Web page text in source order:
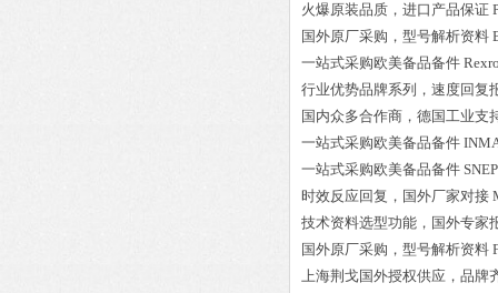
火爆原装品质，进口产品保证
国外原厂采购，型号解析资料
一站式采购欧美备品备件
行业优势品牌系列，速度回复
国内众多合作商，德国工业支
一站式采购欧美备品备件
一站式采购欧美备品备件
时效反应回复，国外厂家对接
技术资料选型功能，国外专家
国外原厂采购，型号解析资料
上海荆戈国外授权供应，品牌